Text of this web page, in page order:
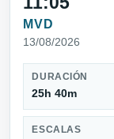
MVD
13/08/2026
DURACIÓN
25h 40m
ESCALAS